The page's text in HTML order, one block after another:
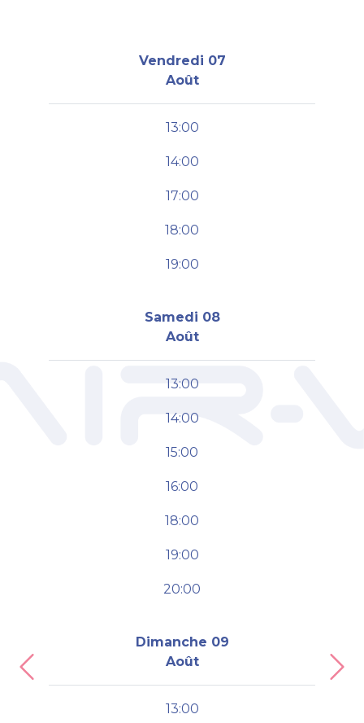
Vendredi 07
Août
13:00
14:00
17:00
18:00
19:00
Samedi 08
Août
13:00
14:00
15:00
16:00
18:00
19:00
20:00
Dimanche 09
Août
13:00
Previous